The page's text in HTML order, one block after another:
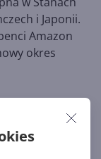
i Japonii.
Amazon
okres
news-
highest-